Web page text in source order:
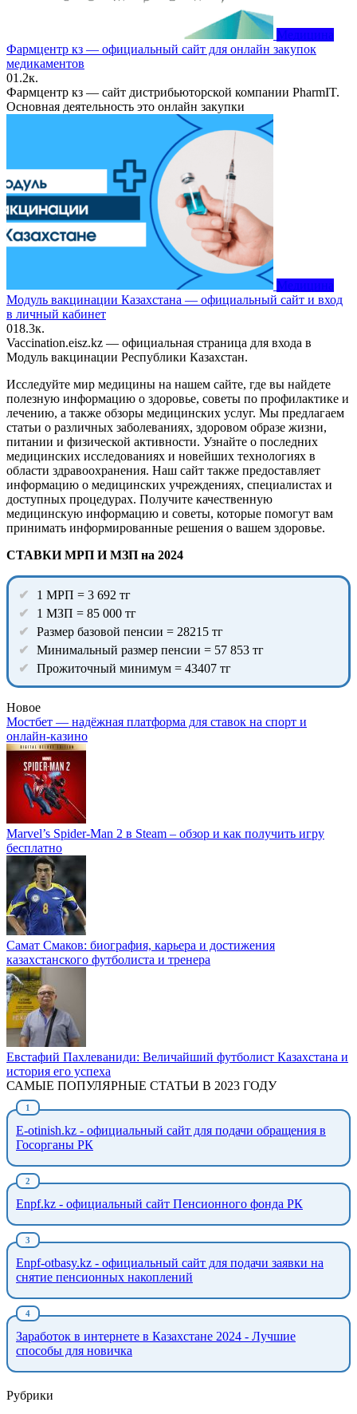
Медицина
Фармцентр кз — официальный сайт для онлайн закупок
медикаментов
01.2к.
Фармцентр кз — сайт дистрибьюторской компании PharmIT.
Основная деятельность это онлайн закупки
Медицина
Модуль вакцинации Казахстана — официальный сайт и вход
в личный кабинет
018.3к.
Vaccination.eisz.kz — официальная страница для входа в
Модуль вакцинации Республики Казахстан.
Исследуйте мир медицины на нашем сайте, где вы найдете
полезную информацию о здоровье, советы по профилактике и
лечению, а также обзоры медицинских услуг. Мы предлагаем
статьи о различных заболеваниях, здоровом образе жизни,
питании и физической активности. Узнайте о последних
медицинских исследованиях и новейших технологиях в
области здравоохранения. Наш сайт также предоставляет
информацию о медицинских учреждениях, специалистах и
доступных процедурах. Получите качественную
медицинскую информацию и советы, которые помогут вам
принимать информированные решения о вашем здоровье.
СТАВКИ МРП И МЗП на 2024
1 МРП = 3 692 тг
1 МЗП = 85 000 тг
Размер базовой пенсии = 28215 тг
Минимальный размер пенсии = 57 853 тг
Прожиточный минимум = 43407 тг
Новое
Мостбет — надёжная платформа для ставок на спорт и
онлайн-казино
Marvel’s Spider-Man 2 в Steam – обзор и как получить игру
бесплатно
Самат Смаков: биография, карьера и достижения
казахстанского футболиста и тренера
Евстафий Пахлеваниди: Величайший футболист Казахстана и
история его успеха
САМЫЕ ПОПУЛЯРНЫЕ СТАТЬИ В 2023 ГОДУ
E-otinish.kz - официальный сайт для подачи обращения в
Госорганы РК
Enpf.kz - официальный сайт Пенсионного фонда РК
Enpf-otbasy.kz - официальный сайт для подачи заявки на
снятие пенсионных накоплений
Заработок в интернете в Казахстане 2024 - Лучшие
способы для новичка
Рубрики